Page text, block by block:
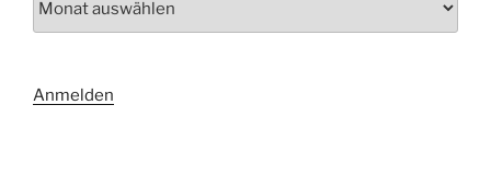
Anmelden